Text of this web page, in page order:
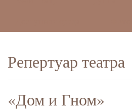
Репертуар театра
«Дом и Гном»